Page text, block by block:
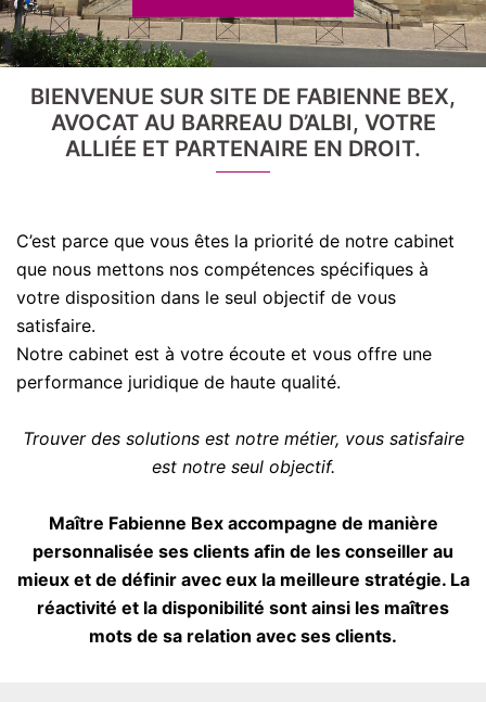
BIENVENUE SUR SITE DE FABIENNE BEX,
AVOCAT AU BARREAU D’ALBI, VOTRE
ALLIÉE ET PARTENAIRE EN DROIT.
C’est parce que vous êtes la priorité de notre cabinet
que nous mettons nos compétences spécifiques à
votre disposition dans le seul objectif de vous
satisfaire.
Notre cabinet est à votre écoute et vous offre une
performance juridique de haute qualité.
Trouver des solutions est notre métier, vous satisfaire
est notre seul objectif.
Maître Fabienne Bex accompagne de manière
personnalisée ses clients afin de les conseiller au
mieux et de définir avec eux la meilleure stratégie. La
réactivité et la disponibilité sont ainsi les maîtres
mots de sa relation avec ses clients.